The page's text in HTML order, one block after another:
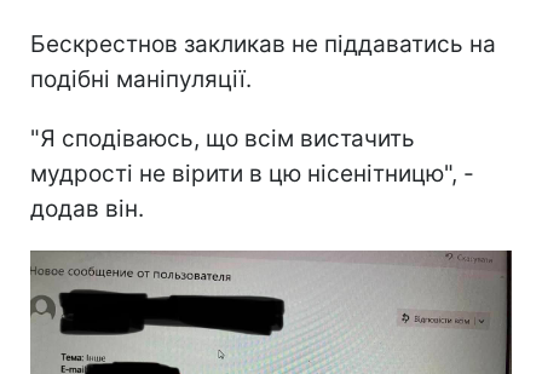
Бескрестнов закликав не піддаватись на
подібні маніпуляції.
"Я сподіваюсь, що всім вистачить
мудрості не вірити в цю нісенітницю", -
додав він.